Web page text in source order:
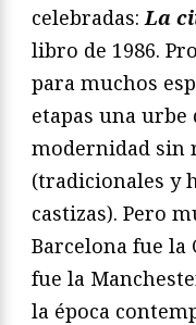
celebradas:La
libro de 1986.
para muchos
etapas una urbe
modernidad sin
(tradicionales y
castizas). Pero
Barcelona fue la
fue la
la época